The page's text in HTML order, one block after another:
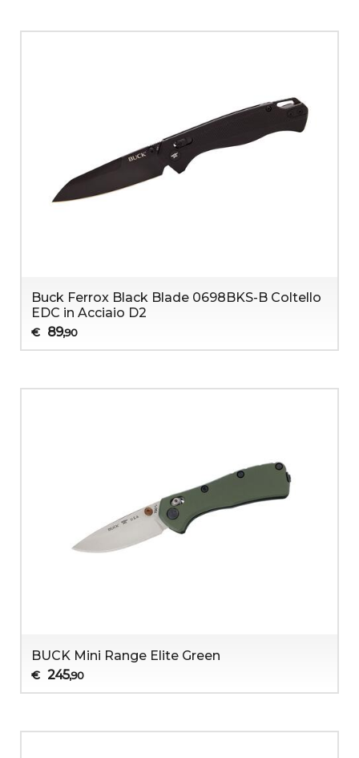
Buck Ferrox Black Blade 0698BKS-B Coltello
EDC in Acciaio D2
€ 89,90
BUCK Mini Range Elite Green
€ 245,90